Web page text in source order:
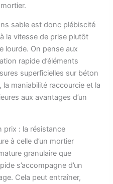
sable est donc plébiscité
la vitesse de prise plutôt
lourde. On pense aux
rapide d’éléments
superficielles sur béton
maniabilité raccourcie et la
aux avantages d’un
prix : la résistance
à celle d’un mortier
granulaire que
s’accompagne d’un
Cela peut entraîner,